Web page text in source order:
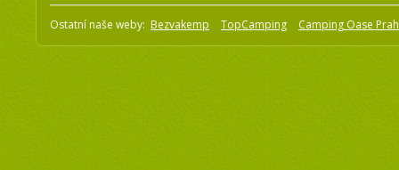
Ostatní naše weby: Bezvakemp TopCamping Camping Oase